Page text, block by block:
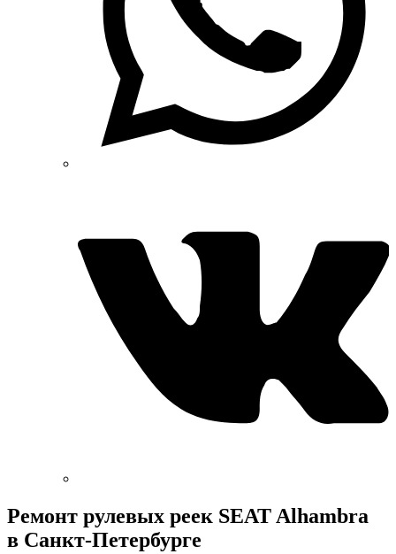
Ремонт рулевых реек SEAT Alhambra
в Санкт-Петербурге